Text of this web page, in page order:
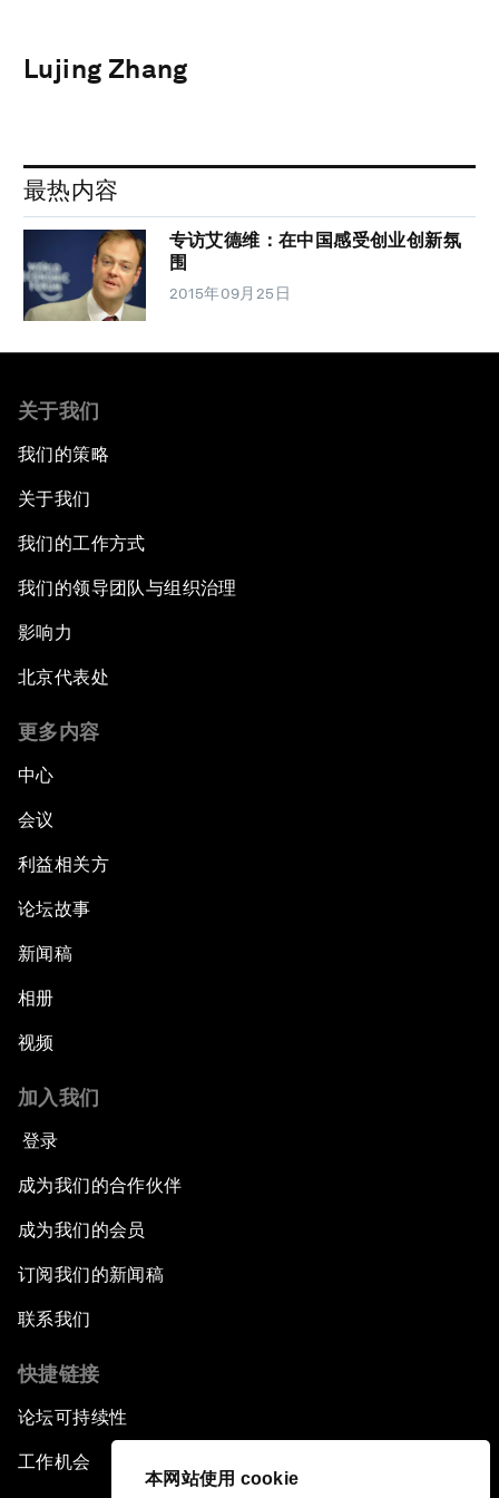
本网站使用 cookie
Lujing Zhang
最热内容
专访艾德维：在中国感受创业创新氛
围
2015年09月25日
关于我们
我们的策略
关于我们
我们的工作方式
我们的领导团队与组织治理
影响力
北京代表处
更多内容
中心
会议
利益相关方
论坛故事
新闻稿
相册
视频
加入我们
登录
成为我们的合作伙伴
成为我们的会员
订阅我们的新闻稿
联系我们
快捷链接
论坛可持续性
工作机会